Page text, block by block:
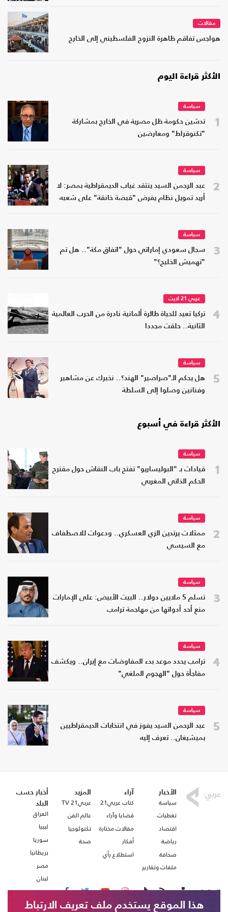
مقالات
هواجس تفاقم ظاهرة النزوح الفلسطيني إلى الخارج
الأكثر قراءة اليوم
1
سياسة
تدشين حكومة ظل مصرية في الخارج بمشاركة
"تكنوقراط" ومعارضين
2
سياسة
عبد الرحمن السيد ينتقد غياب الديمقراطية بمصر: لا
أريد تمويل نظام يفرض "قبضة خانقة" على شعبه
3
سياسة
سجال سعودي إماراتي حول "اتفاق مكة".. هل تم
"تهميش الخليج؟"
4
عربي 21 لايت
تركيا تعيد للحياة طائرة ألمانية نادرة من الحرب العالمية
الثانية.. حلقت مجددا
5
سياسة
هل يحكم الـ"صراصير" الهند؟.. نخبرك عن مشاهير
وفنانين وصلوا إلى السلطة
الأكثر قراءة في أسبوع
1
سياسة
قيادات بـ "البوليساريو" تفتح باب النقاش حول مقترح
الحكم الذاتي المغربي
2
سياسة
ممثلات يرتدين الزي العسكري.. ودعوات للاصطفاف
مع السيسي
3
سياسة
تسلم 5 ملايين دولار.. البيت الأبيض: على الإمارات
منع أحد أدواتها من مهاجمة ترامب
4
سياسة
ترامب يحدد موعد بدء المفاوضات مع إيران.. ويكشف
مفاجأة حول "الهجوم الملغي"
5
سياسة
عبد الرحمن السيد يفوز في انتخابات الديمقراطيين
بميشيغان.. تعرف إليه
الأخبار
سياسة
تغطيات
اقتصاد
رياضة
صحافة
ملفات وتقارير
آراء
كتاب عربي21
قضايا وآراء
مقالات مختارة
أفكار
استطلاع رأي
المزيد
عربي21 TV
عالم الفن
تكنولوجيا
صحة
أخبار حسب
البلد
العراق
ليبيا
سوريا
بريطانيا
مصر
لبنان
تابعنا على
هذا الموقع يستخدم ملف تعريف الارتباط